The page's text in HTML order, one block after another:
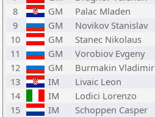
8
GM Palac Mladen
9
GM Novikov Stanislav
10
GM Stanec Nikolaus
11
GM Vorobiov Evgeny
12
GM Burmakin Vladimir
13
IM Livaic Leon
14
IM Lodici Lorenzo
15
IM Schoppen Casper